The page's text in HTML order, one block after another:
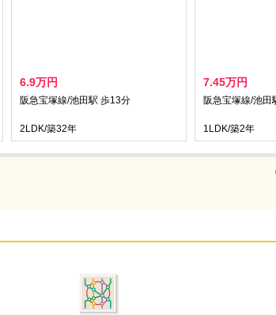
6.9万円
阪急宝塚線/池田駅 歩13分
2LDK/築32年
7.45万円
阪急宝塚線/池田
1LDK/築2年